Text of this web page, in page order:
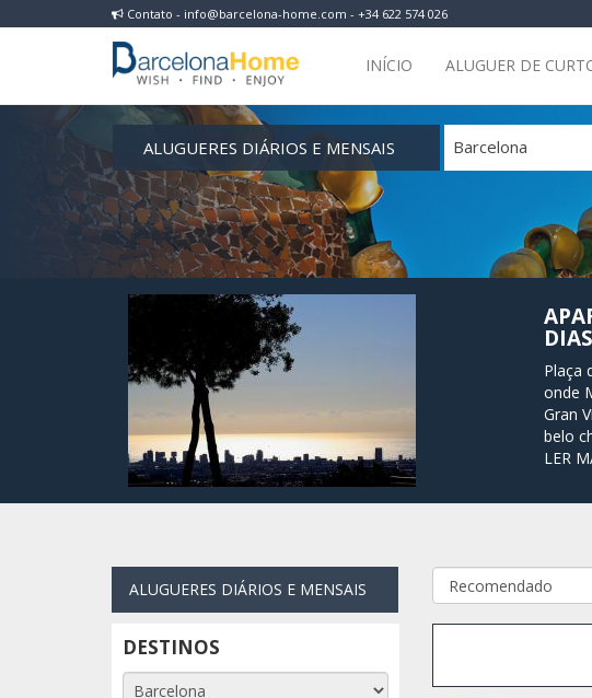
Contato - info@barcelona-home.com - +34 622 574 026
INÍCIO ALUGUER DE
ALUGUERES DIÁRIOS E MENSAIS Barcelona
Plaça
onde
Gran
belo
LER
ALUGUERES DIÁRIOS E MENSAIS
DESTINOS